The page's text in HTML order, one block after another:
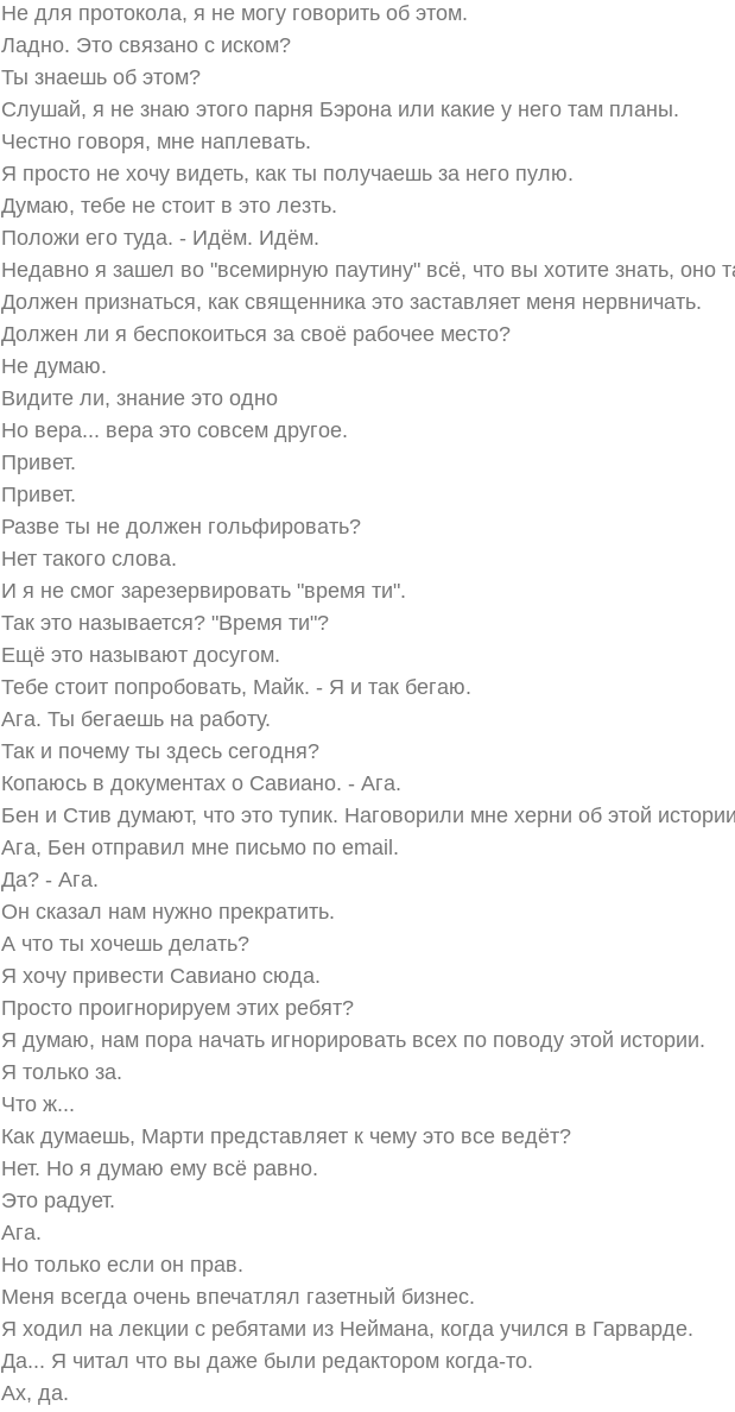
Не для протокола, я не могу говорить об этом.
Ладно. Это связано с иском?
Ты знаешь об этом?
Слушай, я не знаю этого парня Бэрона или какие у него там планы.
Честно говоря, мне наплевать.
Я просто не хочу видеть, как ты получаешь за него пулю.
Думаю, тебе не стоит в это лезть.
Положи его туда. - Идём. Идём.
Недавно я зашел во "всемирную паутину" всё, что вы хотите знать, оно
Должен признаться, как священника это заставляет меня нервничать.
Должен ли я беспокоиться за своё рабочее место?
Не думаю.
Видите ли, знание это одно
Но вера... вера это совсем другое.
Привет.
Привет.
Разве ты не должен гольфировать?
Нет такого слова.
И я не смог зарезервировать "время ти".
Так это называется? "Время ти"?
Ещё это называют досугом.
Тебе стоит попробовать, Майк. - Я и так бегаю.
Ага. Ты бегаешь на работу.
Так и почему ты здесь сегодня?
Копаюсь в документах о Савиано. - Ага.
Бен и Стив думают, что это тупик. Наговорили мне херни об этой
Ага, Бен отправил мне письмо по email.
Да? - Ага.
Он сказал нам нужно прекратить.
А что ты хочешь делать?
Я хочу привести Савиано сюда.
Просто проигнорируем этих ребят?
Я думаю, нам пора начать игнорировать всех по поводу этой истории.
Я только за.
Что ж...
Как думаешь, Марти представляет к чему это все ведёт?
Нет. Но я думаю ему всё равно.
Это радует.
Ага.
Но только если он прав.
Меня всегда очень впечатлял газетный бизнес.
Я ходил на лекции с ребятами из Неймана, когда учился в Гарварде.
Да... Я читал что вы даже были редактором когда-то.
Ах, да.